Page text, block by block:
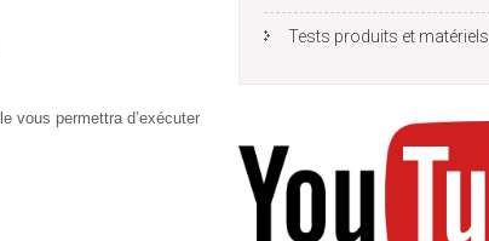
vous permettra d’exécuter
Tests produits et matériels